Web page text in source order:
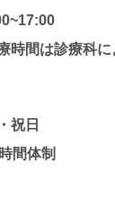
時間は診療科に
祝日
間体制